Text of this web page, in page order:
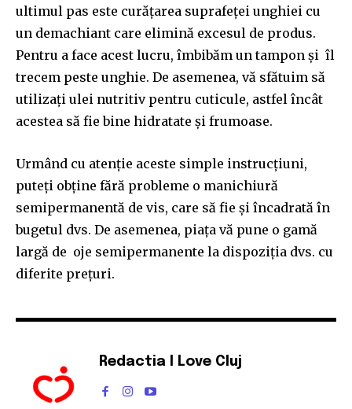
ultimul pas este curățarea suprafeței unghiei cu
un demachiant care elimină excesul de produs.
Pentru a face acest lucru, îmbibăm un tampon și îl
trecem peste unghie. De asemenea, vă sfătuim să
utilizați ulei nutritiv pentru cuticule, astfel încât
acestea să fie bine hidratate și frumoase.
Urmând cu atenţie aceste simple instrucţiuni,
puteţi obţine fără probleme o manichiură
semipermanentă de vis, care să fie şi încadrată în
bugetul dvs. De asemenea, piaţa vă pune o gamă
largă de oje semipermanente la dispoziţia dvs. cu
diferite preţuri.
Redactia I Love Cluj